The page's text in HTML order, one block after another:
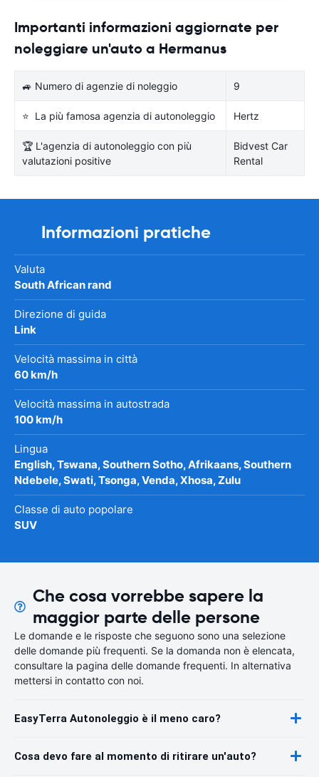
Importanti informazioni aggiornate per
noleggiare un'auto a Hermanus
🚙 Numero di agenzie di noleggio 9
⭐ La più famosa agenzia di autonoleggio Hertz
🏆 L'agenzia di autonoleggio con più
valutazioni positive
Bidvest Car
Rental
Informazioni pratiche
Valuta
South African rand
Direzione di guida
Link
Velocità massima in città
60 km/h
Velocità massima in autostrada
100 km/h
Lingua
English, Tswana, Southern Sotho, Afrikaans, Southern
Ndebele, Swati, Tsonga, Venda, Xhosa, Zulu
Classe di auto popolare
SUV
Che cosa vorrebbe sapere la
maggior parte delle persone
Le domande e le risposte che seguono sono una selezione
delle domande più frequenti. Se la domanda non è elencata,
consultare la pagina delle domande frequenti. In alternativa
mettersi in contatto con noi.
EasyTerra Autonoleggio è il meno caro?
Cosa devo fare al momento di ritirare un'auto?